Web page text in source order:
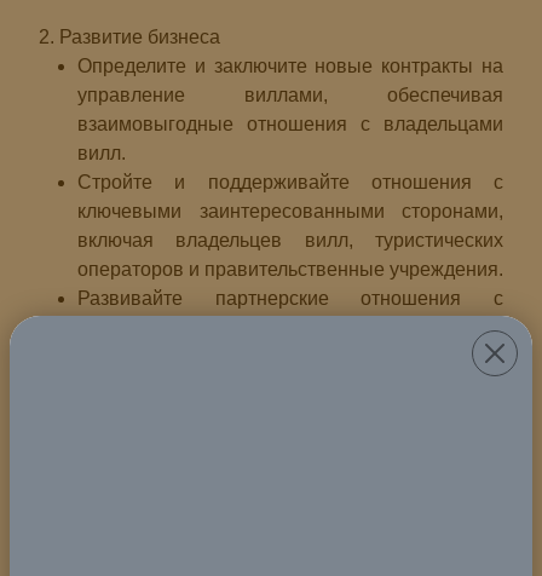
2. Развитие бизнеса
Определите и заключите новые контракты на
управление виллами, обеспечивая
взаимовыгодные отношения с владельцами
вилл.
Стройте и поддерживайте отношения с
ключевыми заинтересованными сторонами,
включая владельцев вилл, туристических
операторов и правительственные учреждения.
Развивайте партнерские отношения с
местными и международными туристическими
агентствами, туристическими онлайн-